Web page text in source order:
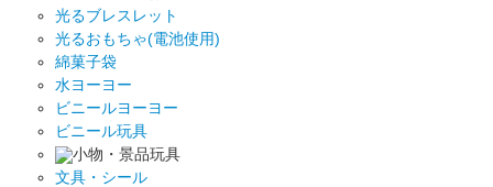
光るブレスレット
光るおもちゃ(電池使用)
綿菓子袋
水ヨーヨー
ビニールヨーヨー
ビニール玩具
小物・景品玩具
文具・シール